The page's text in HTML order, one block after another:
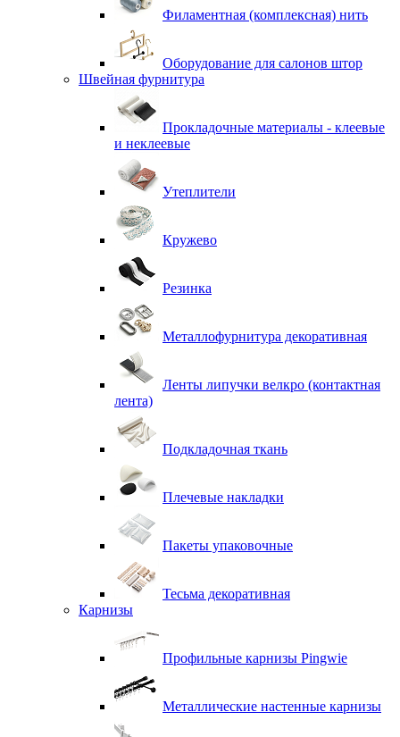
Филаментная (комплексная) нить
Оборудование для салонов штор
Швейная фурнитура
Прокладочные материалы - клеевые
и неклеевые
Утеплители
Кружево
Резинка
Металлофурнитура декоративная
Ленты липучки велкро (контактная
лента)
Подкладочная ткань
Плечевые накладки
Пакеты упаковочные
Тесьма декоративная
Карнизы
Профильные карнизы Pingwie
Металлические настенные карнизы